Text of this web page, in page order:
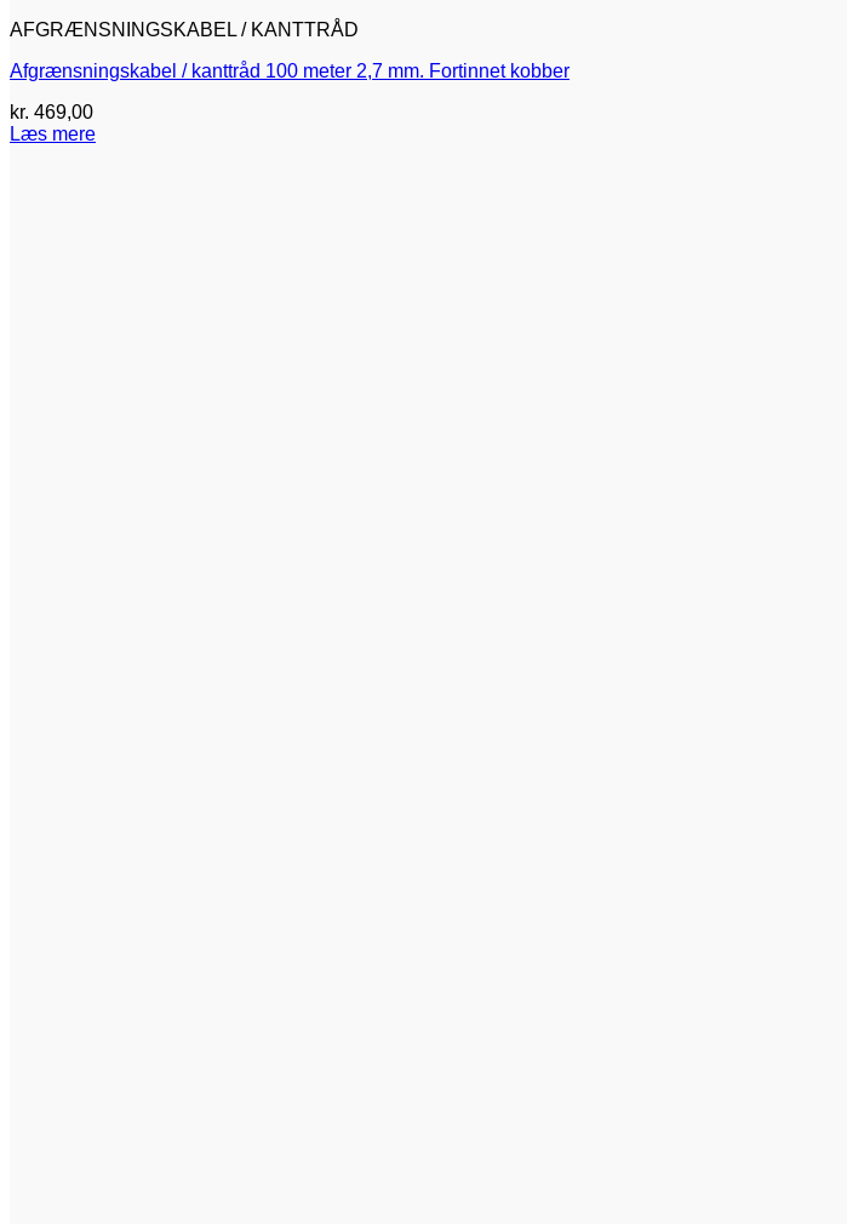
AFGRÆNSNINGSKABEL / KANTTRÅD
Afgrænsningskabel / kanttråd 100 meter 2,7 mm. Fortinnet kobber
kr. 469,00
Læs mere